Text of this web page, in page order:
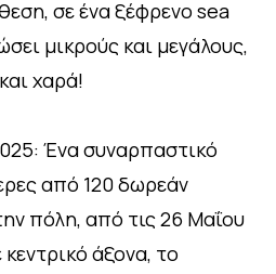
σε ένα ξέφρενο sea
μικρούς και μεγάλους,
χαρά!
Ένα συναρπαστικό
από 120 δωρεάν
πόλη, από τις 26 Μαΐου
κεντρικό άξονα, το